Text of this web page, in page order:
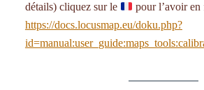
détails) cliquez sur le
pour l’avoir en
https://docs.locusmap.eu/doku.php?